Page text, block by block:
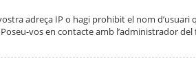
adreça IP o hagi prohibit el nom
vos en contacte amb l’administrador